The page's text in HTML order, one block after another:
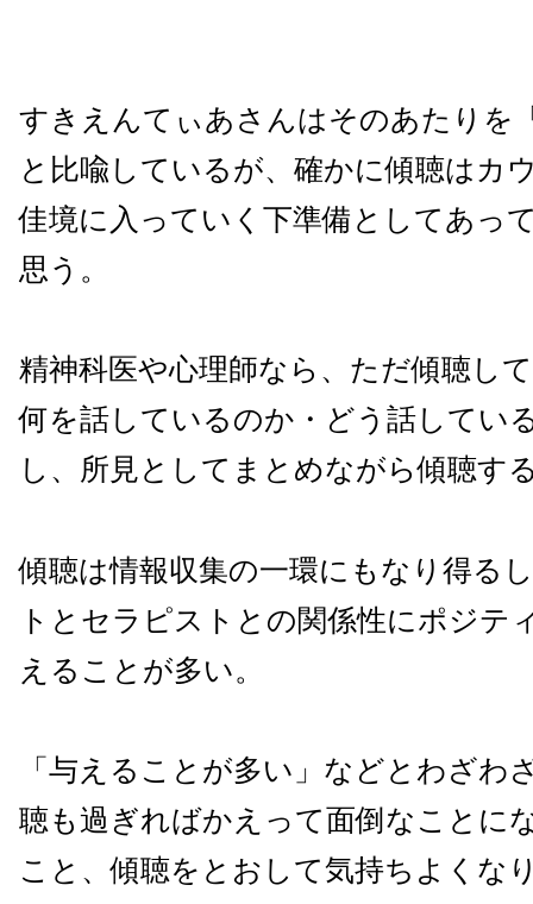
すきえんてぃあさんはそのあたりを
と比喩しているが、確かに傾聴はカ
佳境に入っていく下準備としてあっ
思う。
精神科医や心理師なら、ただ傾聴し
何を話しているのか・どう話してい
し、所見としてまとめながら傾聴す
傾聴は情報収集の一環にもなり得る
トとセラピストとの関係性にポジテ
えることが多い。
「与えることが多い」などとわざわ
聴も過ぎればかえって面倒なことに
こと、傾聴をとおして気持ちよくな